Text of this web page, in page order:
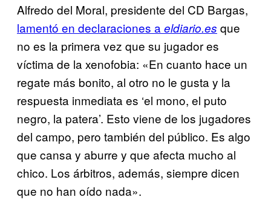
Alfredo del Moral, presidente del CD Bargas,
lamentó en declaraciones a eldiario.es que
no es la primera vez que su jugador es
víctima de la xenofobia: «En cuanto hace un
regate más bonito, al otro no le gusta y la
respuesta inmediata es ‘el mono, el puto
negro, la patera’. Esto viene de los jugadores
del campo, pero también del público. Es algo
que cansa y aburre y que afecta mucho al
chico. Los árbitros, además, siempre dicen
que no han oído nada».